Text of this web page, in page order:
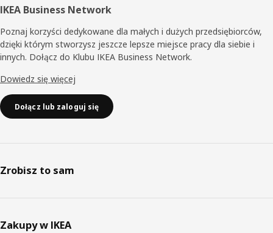
IKEA Business Network
Poznaj korzyści dedykowane dla małych i dużych przedsiębiorców,
dzięki którym stworzysz jeszcze lepsze miejsce pracy dla siebie i
innych. Dołącz do Klubu IKEA Business Network.
Dowiedz się więcej
Dołącz lub zaloguj się
Zrobisz to sam
Zakupy w IKEA